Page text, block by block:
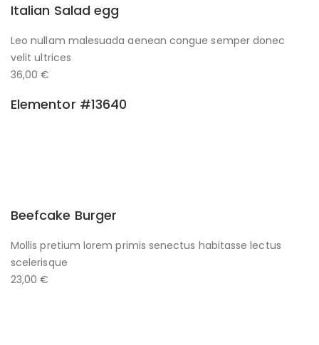
Italian Salad egg
Leo nullam malesuada aenean congue semper donec
velit ultrices
36,00 €
Elementor #13640
Beefcake Burger
Mollis pretium lorem primis senectus habitasse lectus
scelerisque
23,00 €